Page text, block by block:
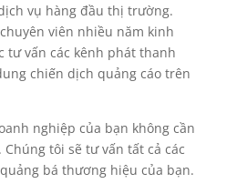
vụ hàng đầu thị trường.
viên nhiều năm kinh
tư vấn các kênh phát thanh
chiến dịch quảng cáo trên
nghiệp của bạn không cần
tôi sẽ tư vấn tất cả các
bá thương hiệu của bạn.